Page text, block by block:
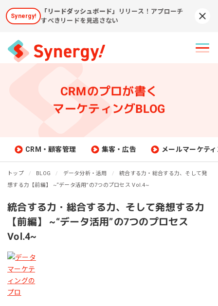
Synergy!
「リードダッシュボード」
リリース！アプローチ
すべきリードを見逃さない
CRMのプロが書く
マーケティングBLOG
CRM・顧客管理 集客・広告 メールマーケテ
トップ BLOG データ分析・活用
統合する力・総合する力、そして発
想する力【前編】 ~“データ活用”の7つのプロセス Vol.4~
統合する力・総合する力、そして発想する力
【前編】 ~“データ活用”の7つのプロセス
Vol.4~